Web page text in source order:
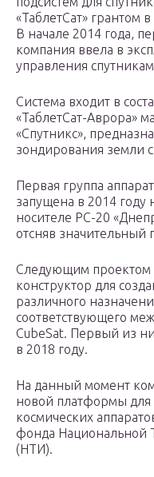
«ТаблетСат» грантом
В начале 2014 года,
компания ввела в
управления
Система входит в
«ТаблетСат-Аврора»
«Спутникс»,
зондирования земли
Первая группа
запущена в 2014 году
носителе РС-20
отсняв значительный
Следующим проектом
конструктор для
различного
соответствующего
CubeSat. Первый из
в 2018 году.
На данный момент
новой платформы
космических
фонда Национальной
(НТИ).